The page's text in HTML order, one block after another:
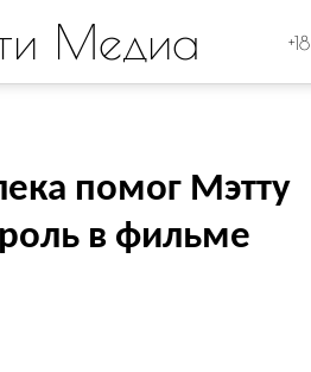
Медиа +18
помог Мэтту
в фильме